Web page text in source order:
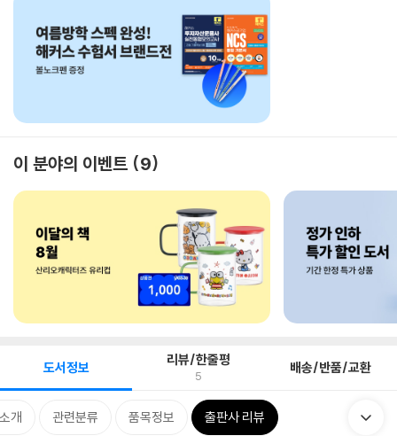
이 분야의 이벤트 9
도서정보 리뷰/한줄평
5 배송/반품/교환
개 관련분류 품목정보 출판사 리뷰